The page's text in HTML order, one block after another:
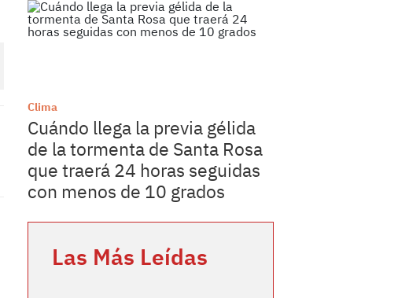
Clima
Cuándo llega la previa gélida
de la tormenta de Santa Rosa
que traerá 24 horas seguidas
con menos de 10 grados
Las Más Leídas